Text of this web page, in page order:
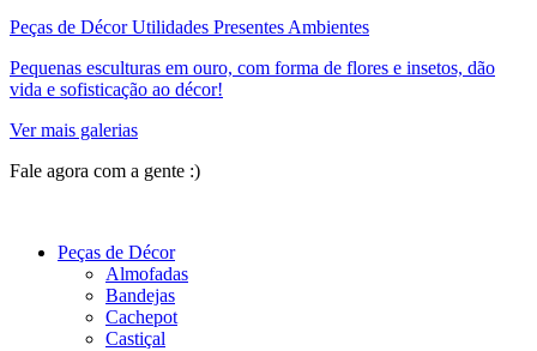
Peças de Décor Utilidades Presentes Ambientes
Pequenas esculturas em ouro, com forma de flores e insetos, dão
vida e sofisticação ao décor!
Ver mais galerias
Fale agora com a gente :)
Peças de Décor
Almofadas
Bandejas
Cachepot
Castiçal